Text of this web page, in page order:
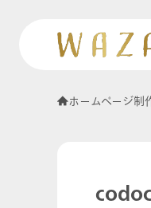
ホームページ制